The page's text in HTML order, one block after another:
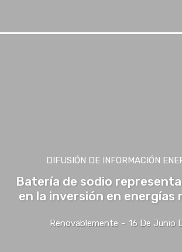
DIFUSIÓN DE INFORMACIÓN
Batería de sodio
en la inversión en energías
Renovablemente - 16 De Junio